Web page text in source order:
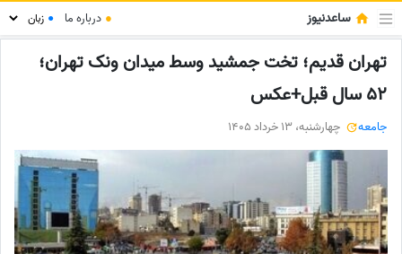
ساعدنیوز ● درباره ما ●
تهران قدیم؛ تخت جمشید وسط میدان ونک تهران؛
52 سال قبل+عکس
جامعه چهارشنبه، 13 خرداد 1405